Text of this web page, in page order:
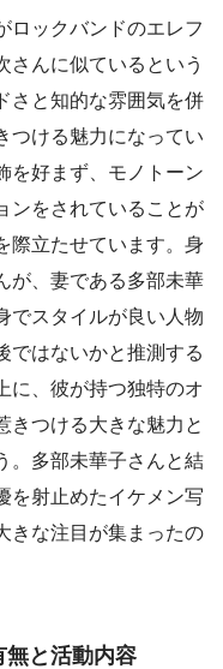
ロックバンドのエレフ
さんに似ているという
さと知的な雰囲気を併
つける魅力になってい
を好まず、モノトーン
ンをされていることが
際立たせています。身
が、妻である多部未華
でスタイルが良い人物
ではないかと推測する
に、彼が持つ独特のオ
きつける大きな魅力と
。多部未華子さんと結
を射止めたイケメン写
きな注目が集まったの
無と活動内容